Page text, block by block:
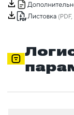
Листовка